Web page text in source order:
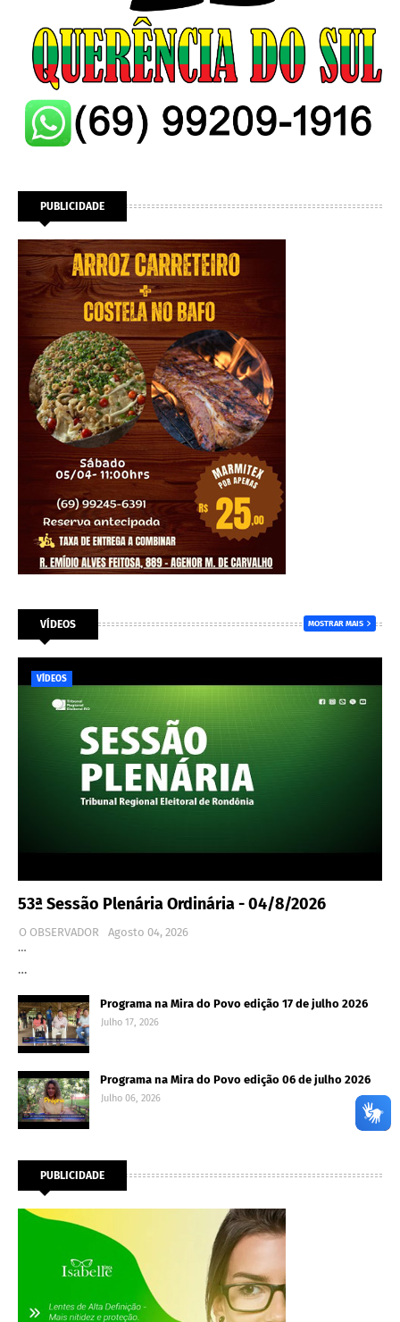
PUBLICIDADE
VÍDEOS MOSTRAR MAIS
VÍDEOS
53ª Sessão Plenária Ordinária - 04/8/2026
O OBSERVADOR
Agosto 04, 2026
…
…
Programa na Mira do Povo edição 17 de julho 2026
Julho 17, 2026
Programa na Mira do Povo edição 06 de julho 2026
Julho 06, 2026
PUBLICIDADE